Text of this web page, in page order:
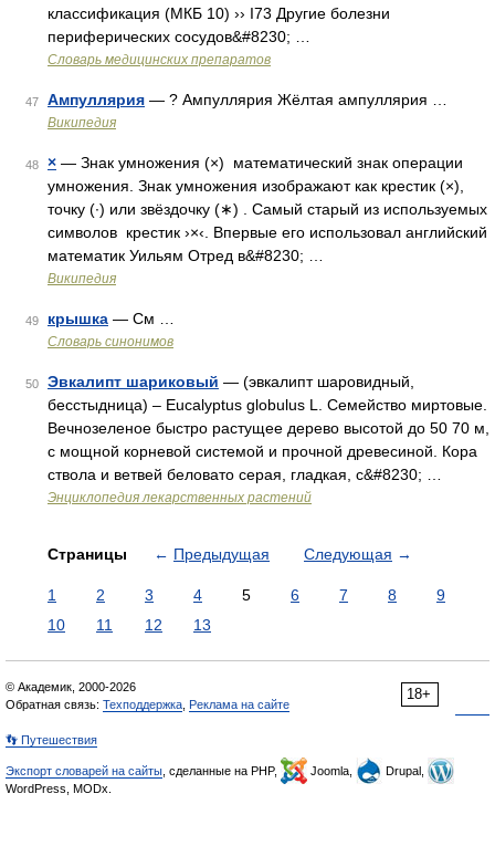
классификация (МКБ 10) ›› I73 Другие болезни
периферических сосудов&#8230; …
Словарь медицинских препаратов
47 Ампуллярия — ? Ампуллярия Жёлтая ампуллярия …
Википедия
48 × — Знак умножения (×) математический знак операции
умножения. Знак умножения изображают как крестик (×),
точку (∙) или звёздочку (∗) . Самый старый из используемых
символов крестик ›×‹. Впервые его использовал английский
математик Уильям Отред в&#8230; …
Википедия
49 крышка — См …
Словарь синонимов
50 Эвкалипт шариковый — (эвкалипт шаровидный,
бесстыдница) – Eucalyptus globulus L. Семейство миртовые.
Вечнозеленое быстро растущее дерево высотой до 50 70 м,
с мощной корневой системой и прочной древесиной. Кора
ствола и ветвей беловато серая, гладкая, с&#8230; …
Энциклопедия лекарственных растений
Страницы ← Предыдущая Следующая →
1 2 3 4 5 6 7 8
9
10
11 12 13
18+
© Академик, 2000-2026
Обратная связь: Техподдержка Реклама на сайте
👣 Путешествия
Экспорт словарей на сайты , сделанные на PHP, Joomla,
Drupal,
WordPress, MODx.